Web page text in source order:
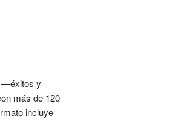
—éxitos y
más de 120
incluye